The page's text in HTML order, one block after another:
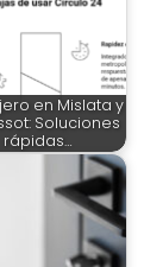
en Mislata y
Soluciones
rápidas…